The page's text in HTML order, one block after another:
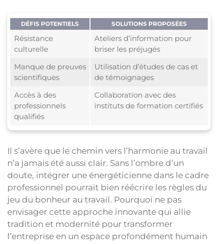
DÉFIS POTENTIELS SOLUTIONS PROPOSÉES
Résistance
culturelle
Ateliers d’information pour
briser les préjugés
Manque de preuves
scientifiques
Utilisation d’études de cas et
de témoignages
Accès à des
professionnels
qualifiés
Collaboration avec des
instituts de formation certifiés
Il s’avère que le chemin vers l’harmonie au travail
n’a jamais été aussi clair. Sans l’ombre d’un
doute, intégrer une énergéticienne dans le cadre
professionnel pourrait bien réécrire les règles du
jeu du bonheur au travail. Pourquoi ne pas
envisager cette approche innovante qui allie
tradition et modernité pour transformer
l’entreprise en un espace profondément humain